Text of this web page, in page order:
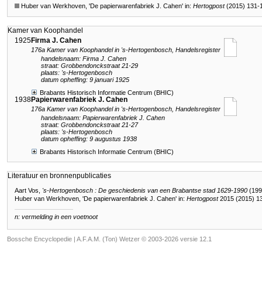
Huber van Werkhoven, 'De papierwarenfabriek J. Cahen' in: Hertogpost(2015) 131-
Kamer van Koophandel
1925Firma J. Cahen
176a Kamer van Koophandel in 's-Hertogenbosch, Handelsregister
handelsnaam: Firma J. Cahen
straat: Grobbendonckstraat 21-29
plaats: 's-Hertogenbosch
datum opheffing: 9 januari 1925
Brabants Historisch Informatie Centrum (BHIC)
1938Papierwarenfabriek J. Cahen
176a Kamer van Koophandel in 's-Hertogenbosch, Handelsregister
handelsnaam: Papierwarenfabriek J. Cahen
straat: Grobbendonckstraat 21-27
plaats: 's-Hertogenbosch
datum opheffing: 9 augustus 1938
Brabants Historisch Informatie Centrum (BHIC)
Literatuur en bronnenpublicaties
Aart Vos, 's-Hertogenbosch : De geschiedenis van een Brabantse stad 1629-1990
Huber van Werkhoven, 'De papierwarenfabriek J. Cahen' in: Hertogpost2015 (2015)
n: vermelding in een voetnoot
Bossche Encyclopedie | A.F.A.M. (Ton) Wetzer © 2003-2026 versie 12.1